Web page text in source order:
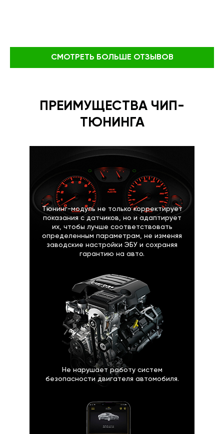
СМОТРЕТЬ БОЛЬШЕ ОТЗЫВОВ
ПРЕИМУЩЕСТВА ЧИП-
ТЮНИНГА
Тюнинг-модуль не только корректирует
показания с датчиков, но и адаптирует
их, чтобы лучше соответствовать
определенным параметрам, не изменяя
заводские настройки ЭБУ и сохраняя
гарантию на авто.
Не нарушает работу систем
безопасности двигателя автомобиля.